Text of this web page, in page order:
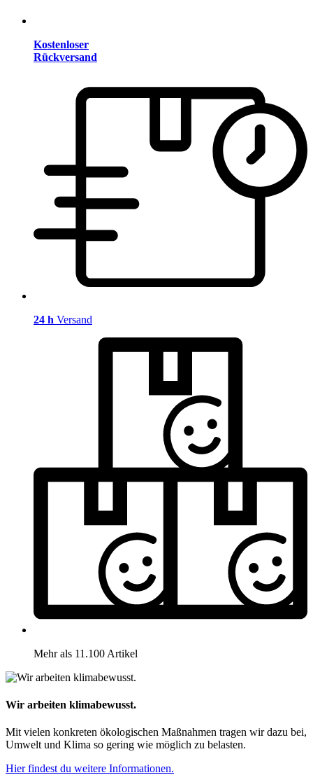
Kostenloser
Rückversand
24 h Versand
Mehr als 11.100 Artikel
Wir arbeiten klimabewusst.
Mit vielen konkreten ökologischen Maßnahmen tragen wir dazu bei,
Umwelt und Klima so gering wie möglich zu belasten.
Hier findest du weitere Informationen.